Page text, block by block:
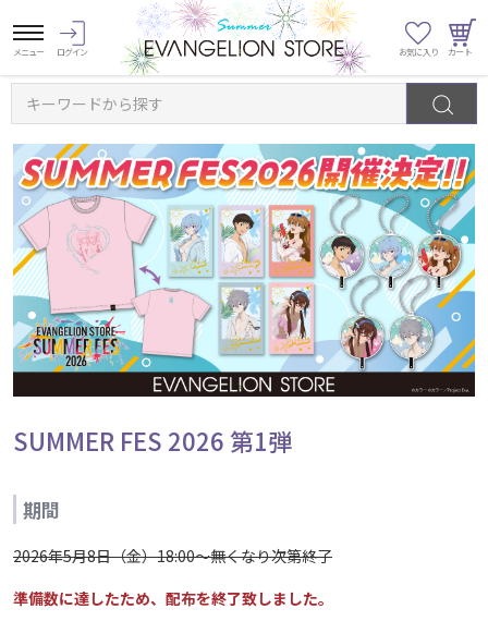
キーワードから探す
SUMMER FES 2026 第1弾
期間
2026年5月8日（金）18:00～無くなり次第終了
準備数に達したため、配布を終了致しました。